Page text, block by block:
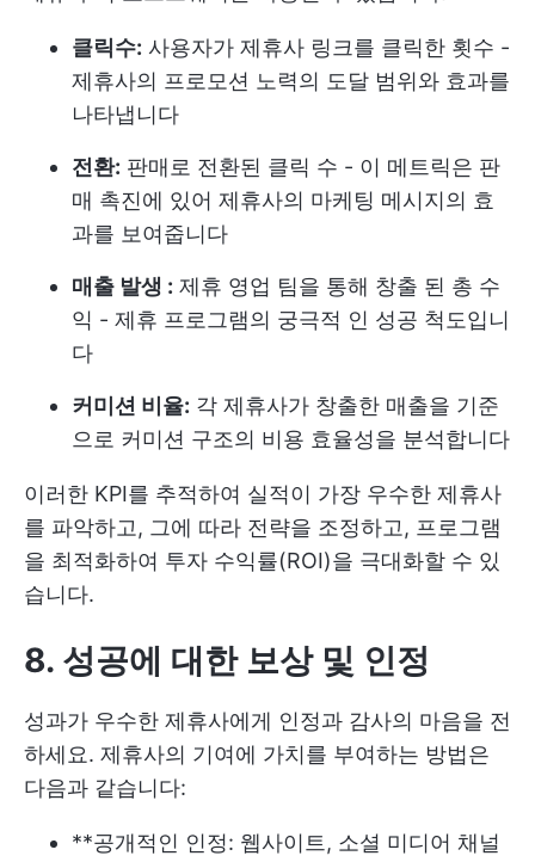
클릭수: 사용자가 제휴사 링크를 클릭한 횟수 -
제휴사의 프로모션 노력의 도달 범위와 효과를
나타냅니다
전환: 판매로 전환된 클릭 수 - 이 메트릭은 판
매 촉진에 있어 제휴사의 마케팅 메시지의 효
과를 보여줍니다
매출 발생 : 제휴 영업 팀을 통해 창출 된 총 수
익 - 제휴 프로그램의 궁극적 인 성공 척도입니
다
커미션 비율: 각 제휴사가 창출한 매출을 기준
으로 커미션 구조의 비용 효율성을 분석합니다
이러한 KPI를 추적하여 실적이 가장 우수한 제휴사
를 파악하고, 그에 따라 전략을 조정하고, 프로그램
을 최적화하여 투자 수익률(ROI)을 극대화할 수 있
습니다.
8. 성공에 대한 보상 및 인정
성과가 우수한 제휴사에게 인정과 감사의 마음을 전
하세요. 제휴사의 기여에 가치를 부여하는 방법은
다음과 같습니다:
**공개적인 인정: 웹사이트, 소셜 미디어 채널